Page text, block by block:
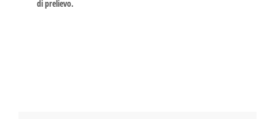
di prelievo.